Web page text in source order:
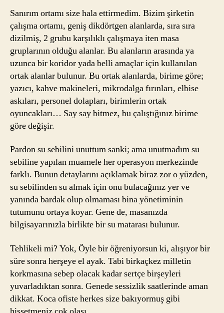
Sanırım ortamı size hala ettirmedim. Bizim şirketin
çalışma ortamı, geniş dikdörtgen alanlarda, sıra sıra
dizilmiş, 2 grubu karşılıklı çalışmaya iten masa
gruplarının olduğu alanlar. Bu alanların arasında ya
uzunca bir koridor yada belli amaçlar için kullanılan
ortak alanlar bulunur. Bu ortak alanlarda, birime göre;
yazıcı, kahve makineleri, mikrodalga fırınları, elbise
askıları, personel dolapları, birimlerin ortak
oyuncakları… Say say bitmez, bu çalıştığınız birime
göre değişir.
Pardon su sebilini unuttum sanki; ama unutmadım su
sebiline yapılan muamele her operasyon merkezinde
farklı. Bunun detaylarını açıklamak biraz zor o yüzden,
su sebilinden su almak için onu bulacağınız yer ve
yanında bardak olup olmaması bina yönetiminin
tutumunu ortaya koyar. Gene de, masanızda
bilgisayarınızla birlikte bir su matarası bulunur.
Tehlikeli mi? Yok, Öyle bir öğreniyorsun ki, alışıyor bir
süre sonra herşeye el ayak. Tabi birkaçkez milletin
korkmasına sebep olacak kadar sertçe birşeyleri
yuvarladıktan sonra. Genede sessizlik saatlerinde aman
dikkat. Koca ofiste herkes size bakıyormuş gibi